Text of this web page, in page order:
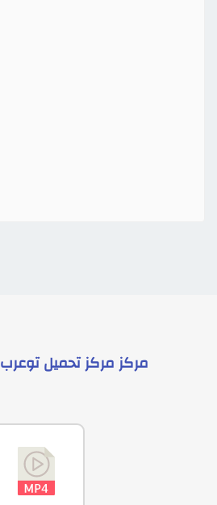
مركزمركز تحميل توعرب